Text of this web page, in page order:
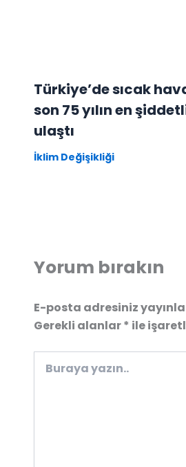
Türkiye’de sıcak
son 75 yılın en
ulaştı
İklim Değişikliği
Yorum bırakın
E-posta adresiniz
Gerekli alanlar* ile
yazın..